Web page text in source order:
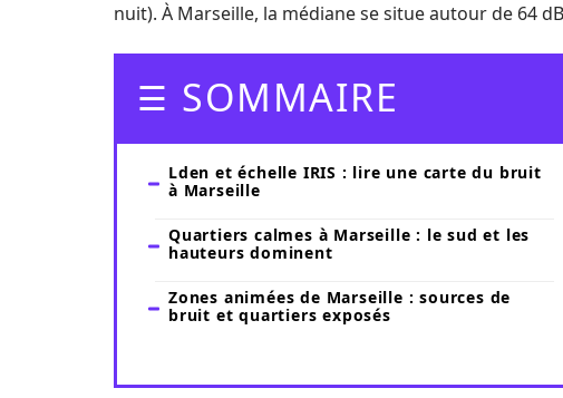
nuit). À Marseille, la médiane se situe autour de 64
SOMMAIRE
Lden et échelle IRIS : lire une carte du bruit
à Marseille
Quartiers calmes à Marseille : le sud et les
hauteurs dominent
Zones animées de Marseille : sources de
bruit et quartiers exposés